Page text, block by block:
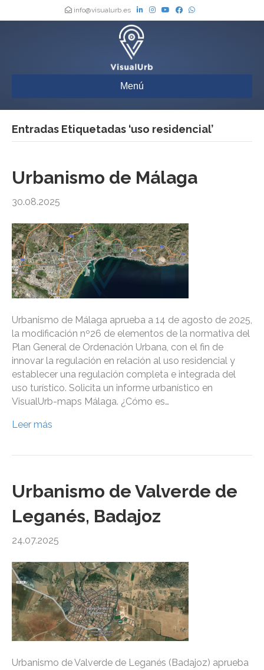
info@visualurb.es
Menú
Entradas Etiquetadas ‘uso residencial’
Urbanismo de Málaga
30.08.2025
Urbanismo de Málaga aprueba a 14 de agosto de 2025,
la modificación nº26 de elementos de la normativa del
Plan General de Ordenación Urbana, con el fin de
innovar la regulación en relación al uso residencial y
establecer una regulación completa e integrada del
uso turístico. Solicita un informe urbanístico en
VisualUrb-maps Málaga. ¿Cómo es…
Leer más
Urbanismo de Valverde de
Leganés, Badajoz
24.07.2025
Urbanismo de Valverde de Leganés (Badajoz) aprueba